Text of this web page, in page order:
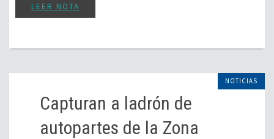
LEER NOTA
NOTICIAS
Capturan a ladrón de
autopartes de la Zona